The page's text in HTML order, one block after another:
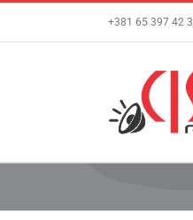
content
+381 65 397 42